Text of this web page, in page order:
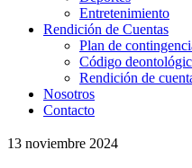
Entretenimiento
Rendición de Cuentas
Plan de
Código
Rendición de
Nosotros
Contacto
13 noviembre 2024